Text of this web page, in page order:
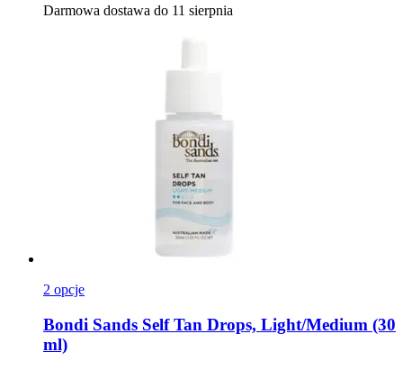
Darmowa dostawa do 11 sierpnia
2 opcje
Bondi Sands Self Tan Drops, Light/Medium (30
ml)